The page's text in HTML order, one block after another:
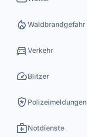
local_fire_department Waldbrandgefahr
directions_carVerkehr
speedBlitzer
local_police Polizeimeldungen
medical_servicesNotdienste